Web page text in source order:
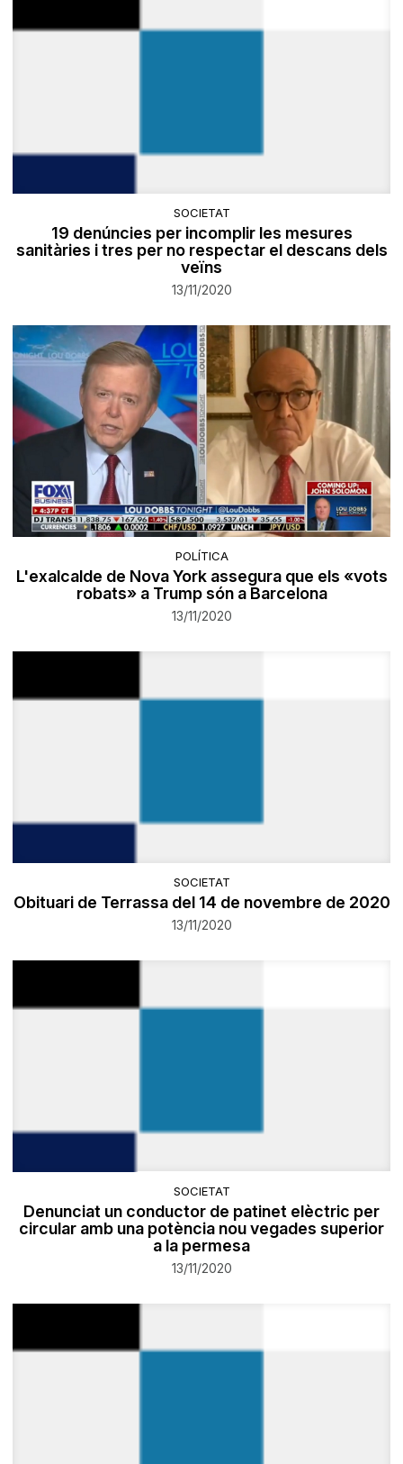
SOCIETAT
19 denúncies per incomplir les mesures
sanitàries i tres per no respectar el descans dels
veïns
13/11/2020
POLÍTICA
L'exalcalde de Nova York assegura que els «vots
robats» a Trump són a Barcelona
13/11/2020
SOCIETAT
Obituari de Terrassa del 14 de novembre de 2020
13/11/2020
SOCIETAT
Denunciat un conductor de patinet elèctric per
circular amb una potència nou vegades superior
a la permesa
13/11/2020